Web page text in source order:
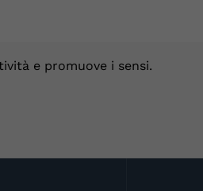
e promuove i sensi.